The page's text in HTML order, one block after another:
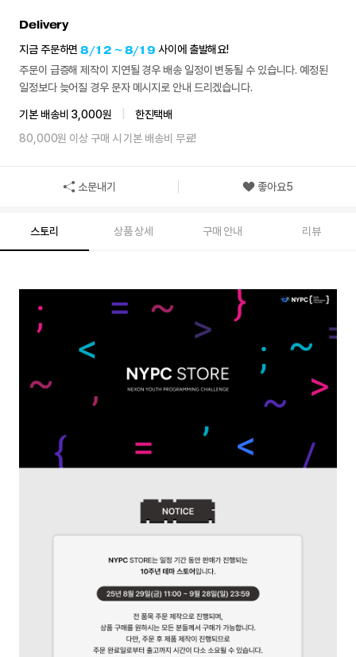
Delivery
지금 주문하면8/12 ~ 8/19사이에 출발해요!
주문이 급증해 제작이 지연될 경우 배송 일정이 변동될 수 있습니다. 예정된
일정보다 늦어질 경우 문자 메시지로 안내 드리겠습니다.
기본 배송비 3,000원
한진택배
80,000원 이상 구매 시 기본 배송비 무료!
소문내기 좋아요5
스토리 상품 상세 구매 안내 리뷰